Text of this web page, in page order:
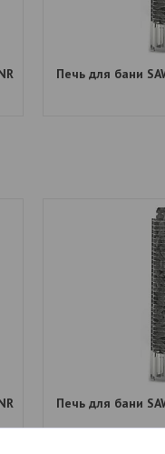
Печь для бани
Печь для бани